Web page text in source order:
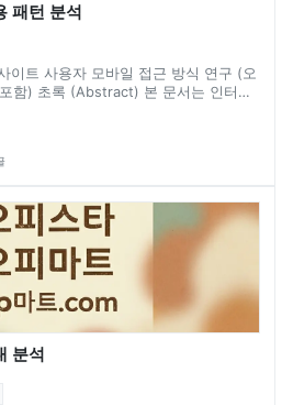
패턴 분석
이트 사용자 모바일 접근 방식 연구 (오
(Abstract) 본 문서는 인터넷
트)의 모바일 이용 패턴을 분석한다.
인 **오피스타(Opstar)**와 오피가이
용자가 모바일 환경에서 어떤 방식으
다. 최근 대부분의 온라인
사용자 통계는 공개되지 않는 경우가 많
하지 않음을 전제로 한다.
분석